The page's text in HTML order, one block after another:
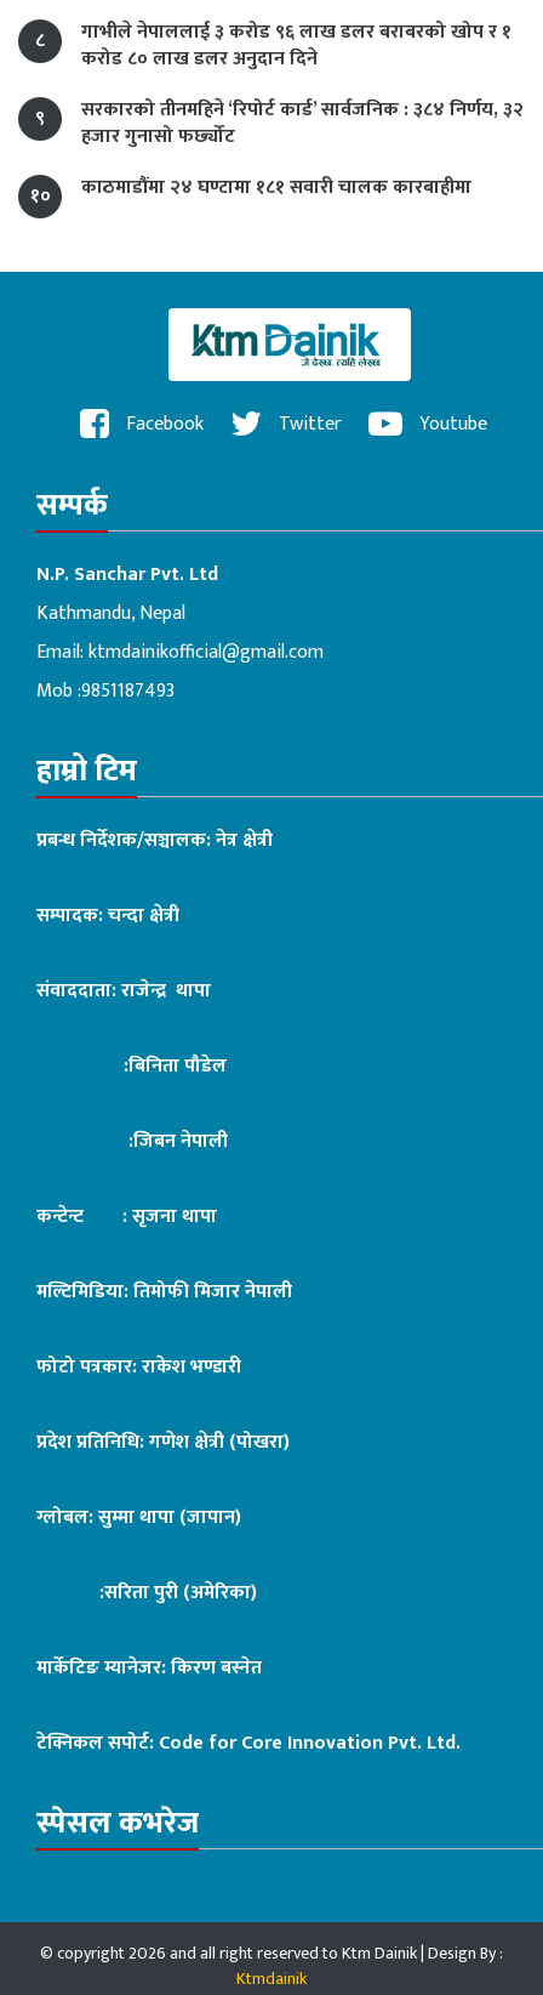
८
गाभीले नेपाललाई ३ करोड ९६ लाख डलर बराबरको खोप र १
करोड ८० लाख डलर अनुदान दिने
९
सरकारको तीनमहिने ‘रिपोर्ट कार्ड’ सार्वजनिक : ३८४ निर्णय, ३२
हजार गुनासो फर्छ्योट
१०
काठमाडौंमा २४ घण्टामा १८१ सवारी चालक कारबाहीमा
Facebook Twitter Youtube
सम्पर्क
N.P. Sanchar Pvt. Ltd
Kathmandu, Nepal
Email:ktmdainikofficial@gmail.com
Mob :9851187493
हाम्रो टिम
प्रबन्ध निर्देशक/सञ्चालक: नेत्र क्षेत्री
सम्पादक: चन्दा क्षेत्री
संवाददाता: राजेन्द्र थापा
:बिनिता पौडेल
:जिबन नेपाली
कन्टेन्ट : सृजना थापा
मल्टिमिडिया: तिमोफी मिजार नेपाली
फोटो पत्रकार: राकेश भण्डारी
प्रदेश प्रतिनिधि: गणेश क्षेत्री (पोखरा)
ग्लोबल: सुम्मा थापा (जापान)
:सरिता पुरी (अमेरिका)
मार्केटिङ म्यानेजर: किरण बस्नेत
टेक्निकल सपोर्ट:Code for Core Innovation Pvt. Ltd.
स्पेसल कभरेज
© copyright 2026 and all right reserved to Ktm Dainik | Design By :
Ktmdainik